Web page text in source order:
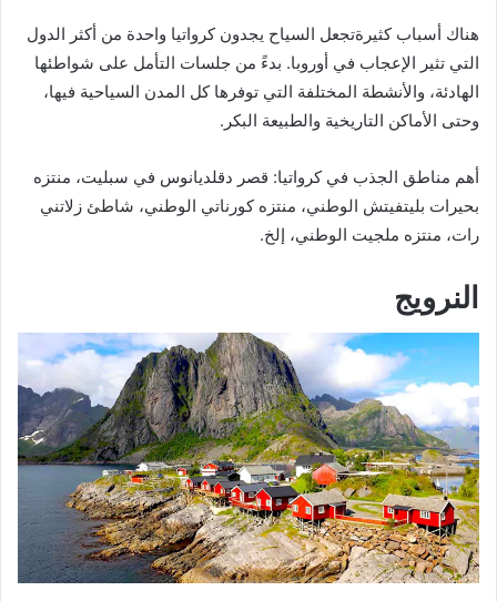
هناك أسباب كثيرةتجعل السياح يجدون كرواتيا واحدة من أكثر الدول
التي تثير الإعجاب في أوروبا. بدءً من جلسات التأمل على شواطئها
الهادئة، والأنشطة المختلفة التي توفرها كل المدن السياحية فيها،
وحتى الأماكن التاريخية والطبيعة البكر.
أهم مناطق الجذب في كرواتيا: قصر دقلديانوس في سبليت، منتزه
بحيرات بليتفيتش الوطني، منتزه كورناتي الوطني، شاطئ زلاتني
رات، منتزه ملجيت الوطني، إلخ.
النرويج